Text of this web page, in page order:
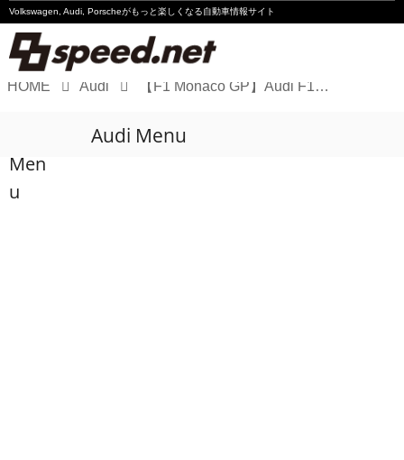
Volkswagen, Audi, Porscheがもっと楽しくなる自動車情報サイト
Audi
HOME Audi 【F1 Monaco GP】Audi F1、モナコGPで悔しい週末
Men
u
Audi Menu